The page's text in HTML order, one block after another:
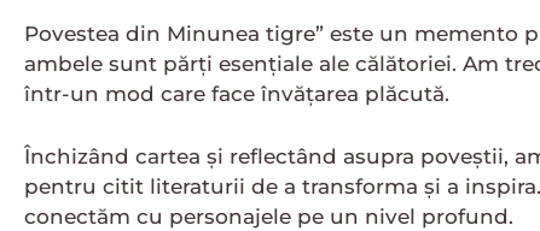
Povestea din Minunea tigre” este un
ambele sunt părți esențiale ale călătoriei. Am
într-un mod care face învățarea plăcută.
Închizând cartea și reflectând asupra poveștii,
pentru citit literaturii de a transforma și a
conectăm cu personajele pe un nivel profund.